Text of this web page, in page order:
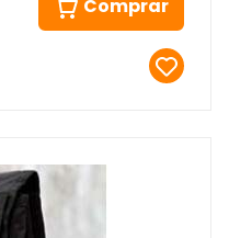
Comprar